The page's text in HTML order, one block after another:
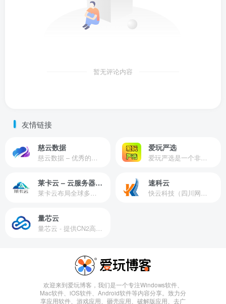
暂无评论内容
友情链接
慈云数据 爱玩严选
莱卡云 – 云服务器提供商 速科云
量芯云
欢迎来到爱玩博客，我们是一个专注Windows软件、
Mac软件、iOS软件、Android软件等内容分享。致力分
享应用软件、游戏应用、砸壳应用、破解版应用、去广